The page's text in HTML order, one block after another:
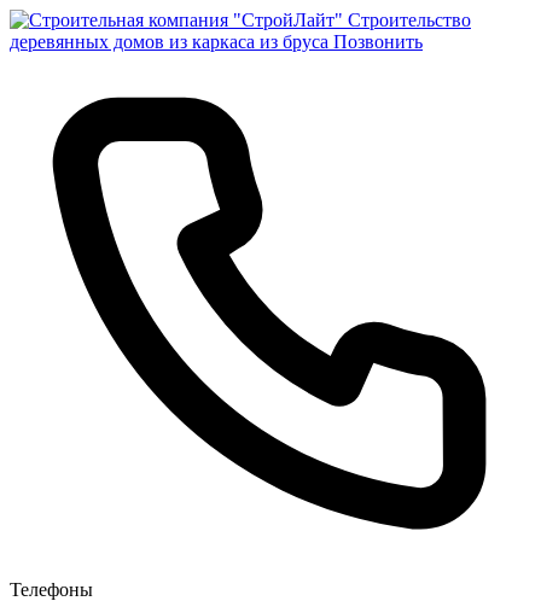
Строительство
деревянных домов из каркаса из бруса Позвонить
Телефоны